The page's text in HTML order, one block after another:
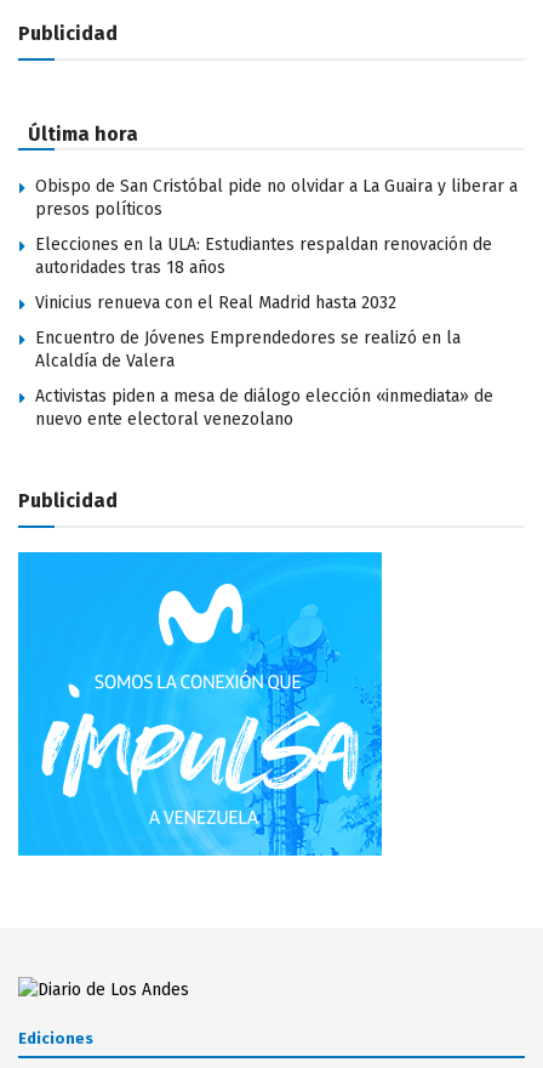
Publicidad
Última hora
Obispo de San Cristóbal pide no olvidar a La Guaira y liberar a
presos políticos
Elecciones en la ULA: Estudiantes respaldan renovación de
autoridades tras 18 años
Vinicius renueva con el Real Madrid hasta 2032
Encuentro de Jóvenes Emprendedores se realizó en la
Alcaldía de Valera
Activistas piden a mesa de diálogo elección «inmediata» de
nuevo ente electoral venezolano
Publicidad
Ediciones